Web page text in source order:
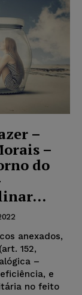
–
–
do
anexados,
152,
–
e
no feito